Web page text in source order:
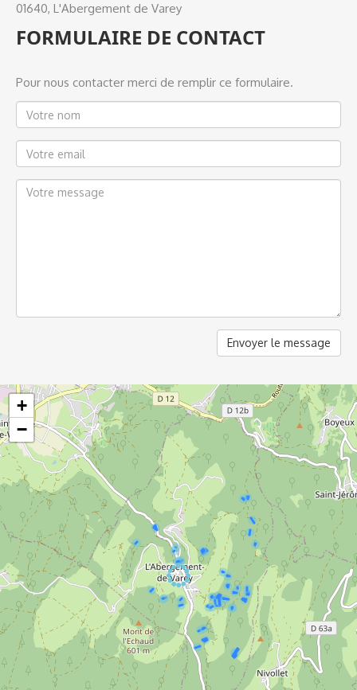
01640, L'Abergement de Varey
FORMULAIRE DE CONTACT
Pour nous contacter merci de remplir ce formulaire.
Envoyer le message
+
−